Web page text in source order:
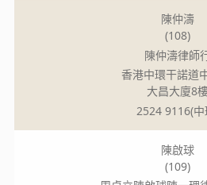
陳仲濤
(108)
陳仲濤律師
香港中環干諾道
大昌大廈8
2524 9116(中
陳啟球
(109)